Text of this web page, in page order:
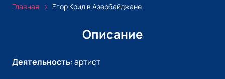
Главная Егор Крид в Азербайджане
Описание
Деятельность:артист